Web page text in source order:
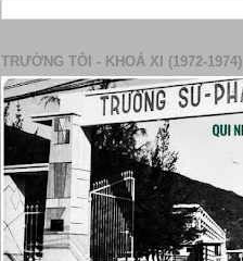
TRƯỜNG TÔI - KHOÁ XI (1972-1974)